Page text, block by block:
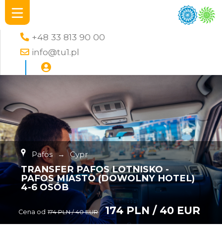
+48 33 813 90 00
info@tu1.pl
Pafos → Cypr
TRANSFER PAFOS LOTNISKO -
PAFOS MIASTO (DOWOLNY HOTEL)
4-6 OSÓB
Cena od 174 PLN / 40 EUR 174 PLN / 40 EUR